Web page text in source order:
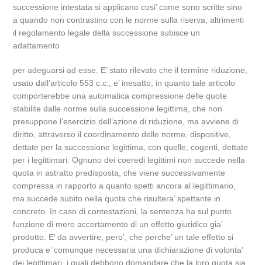
successione intestata si applicano cosi’ come sono scritte sino
a quando non contrastino con le norme sulla riserva, altrimenti
il regolamento legale della successione subisce un
adattamento
per adeguarsi ad esse. E’ stato rilevato che il termine riduzione,
usato dall’articolo 553 c.c., e’ inesatto, in quanto tale articolo
comporterebbe una automatica compressione delle quote
stabilite dalle norme sulla successione legittima, che non
presuppone l’esercizio dell’azione di riduzione, ma avviene di
diritto, attraverso il coordinamento delle norme, dispositive,
dettate per la successione legittima, con quelle, cogenti, dettate
per i legittimari. Ognuno dei coeredi legittimi non succede nella
quota in astratto predisposta, che viene successivamente
compressa in rapporto a quanto spetti ancora al legittimario,
ma succede subito nella quota che risultera’ spettante in
concreto. In caso di contestazioni, la sentenza ha sul punto
funzione di mero accertamento di un effetto giuridico gia’
prodotto. E’ da avvertire, pero’, che perche’ un tale effetto si
produca e’ comunque necessaria una dichiarazione di volonta’
dei legittimari, i quali debbono domandare che la loro quota sia